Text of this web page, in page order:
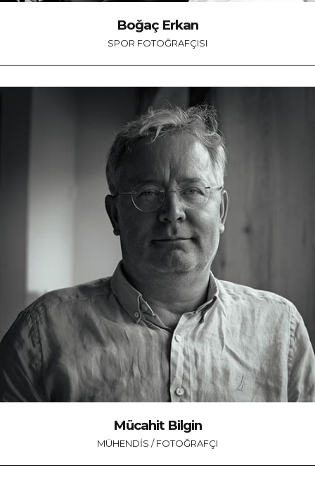
Boğaç Erkan
SPOR FOTOĞRAFÇISI
Mücahit Bilgin
MÜHENDIS / FOTOĞRAFÇI